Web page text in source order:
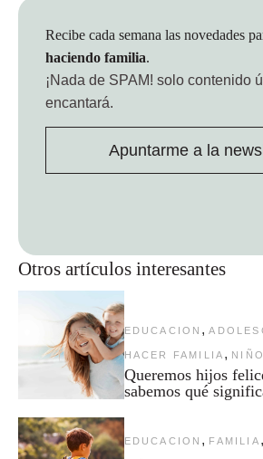
Otros artículos interesantes
EDUCACION ,
HACER FAMILIA ,
Queremos hijos
sabemos qué
EDUCACION , FAMILIA ,
Recibe cada semana las novedades
haciendo familia.
¡Nada de SPAM! solo contenido
encantará.
Apuntarme a la